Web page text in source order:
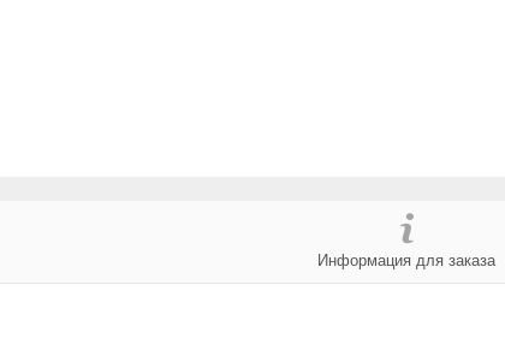
Информация для заказа